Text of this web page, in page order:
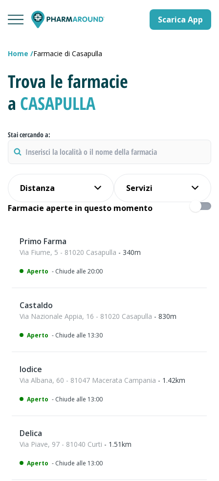
Scarica App
Home Farmacie di Casapulla
Trova le farmacie
a CASAPULLA
Stai cercando a:
Distanza
Servizi
Farmacie aperte in questo momento
Primo Farma
Via Fiume, 5 - 81020 Casapulla - 340m
Aperto - Chiude alle 20:00
Castaldo
Via Nazionale Appia, 16 - 81020 Casapulla - 830m
Aperto - Chiude alle 13:30
Iodice
Via Albana, 60 - 81047 Macerata Campania - 1.42km
Aperto - Chiude alle 13:00
Delica
Via Piave, 97 - 81040 Curti - 1.51km
Aperto - Chiude alle 13:00